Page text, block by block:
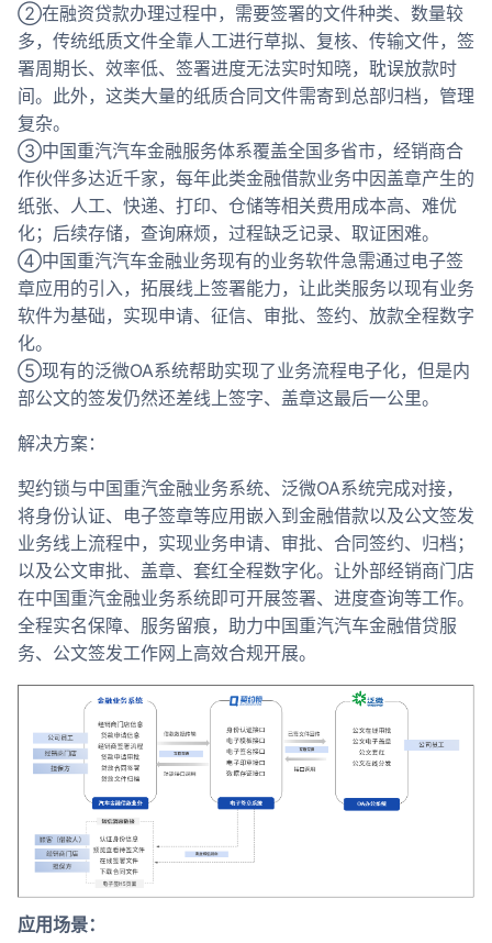
②在融资贷款办理过程中，需要签署的文件种类、数量较
多，传统纸质文件全靠人工进行草拟、复核、传输文件，签
署周期长、效率低、签署进度无法实时知晓，耽误放款时
间。此外，这类大量的纸质合同文件需寄到总部归档，管理
复杂。
③中国重汽汽车金融服务体系覆盖全国多省市，经销商合
作伙伴多达近千家，每年此类金融借款业务中因盖章产生的
纸张、人工、快递、打印、仓储等相关费用成本高、难优
化；后续存储，查询麻烦，过程缺乏记录、取证困难。
④中国重汽汽车金融业务现有的业务软件急需通过电子签
章应用的引入，拓展线上签署能力，让此类服务以现有业务
软件为基础，实现申请、征信、审批、签约、放款全程数字
化。
⑤现有的泛微OA系统帮助实现了业务流程电子化，但是内
部公文的签发仍然还差线上签字、盖章这最后一公里。
解决方案：
契约锁与中国重汽金融业务系统、泛微OA系统完成对接，
将身份认证、电子签章等应用嵌入到金融借款以及公文签发
业务线上流程中，实现业务申请、审批、合同签约、归档；
以及公文审批、盖章、套红全程数字化。让外部经销商门店
在中国重汽金融业务系统即可开展签署、进度查询等工作。
全程实名保障、服务留痕，助力中国重汽汽车金融借贷服
务、公文签发工作网上高效合规开展。
应用场景：